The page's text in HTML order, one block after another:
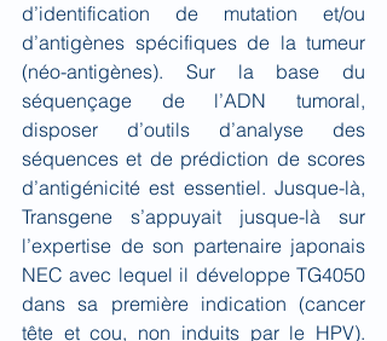
d’identification de mutation et/ou
d’antigènes spécifiques de la tumeur
(néo-antigènes). Sur la base du
séquençage de l’ADN tumoral,
disposer d’outils d’analyse des
séquences et de prédiction de scores
d’antigénicité est essentiel. Jusque-là,
Transgene s’appuyait jusque-là sur
l’expertise de son partenaire japonais
NEC avec lequel il développe TG4050
dans sa première indication (cancer
tête et cou, non induits par le HPV).